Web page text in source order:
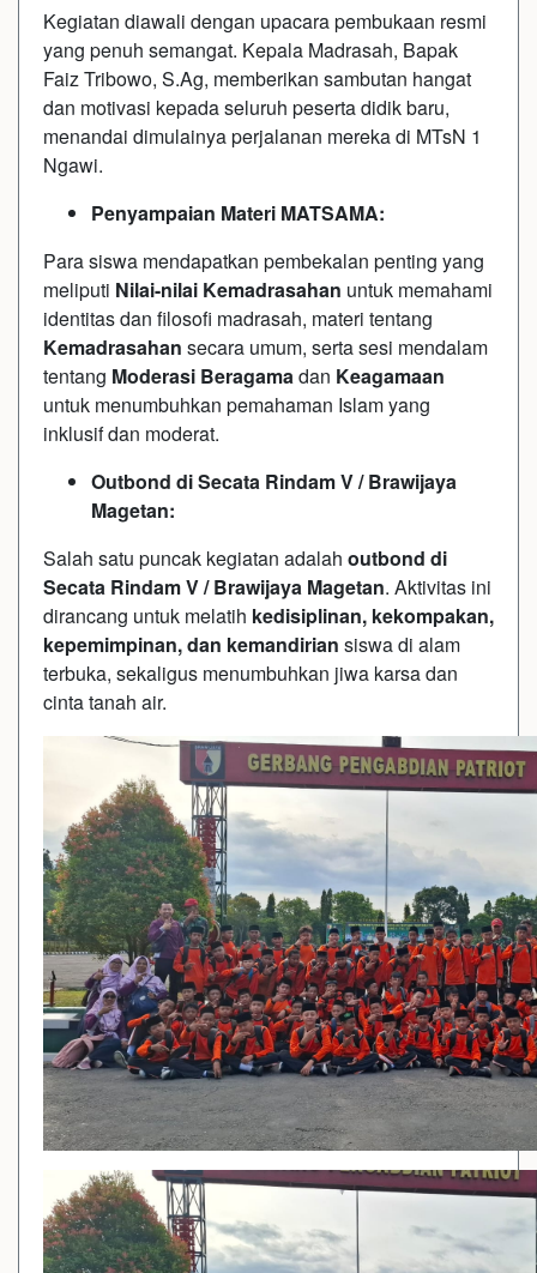
Kegiatan diawali dengan upacara pembukaan resmi
yang penuh semangat. Kepala Madrasah, Bapak
Faiz Tribowo, S.Ag, memberikan sambutan hangat
dan motivasi kepada seluruh peserta didik baru,
menandai dimulainya perjalanan mereka di MTsN 1
Ngawi.
Penyampaian Materi MATSAMA:
Para siswa mendapatkan pembekalan penting yang
meliputi Nilai-nilai Kemadrasahan untuk memahami
identitas dan filosofi madrasah, materi tentang
Kemadrasahan secara umum, serta sesi mendalam
tentang Moderasi Beragamadan Keagamaan
untuk menumbuhkan pemahaman Islam yang
inklusif dan moderat.
Outbond di Secata Rindam V / Brawijaya
Magetan:
Salah satu puncak kegiatan adalah outbond di
Secata Rindam V / Brawijaya Magetan. Aktivitas ini
dirancang untuk melatih kedisiplinan, kekompakan,
kepemimpinan, dan kemandirian siswa di alam
terbuka, sekaligus menumbuhkan jiwa karsa dan
cinta tanah air.